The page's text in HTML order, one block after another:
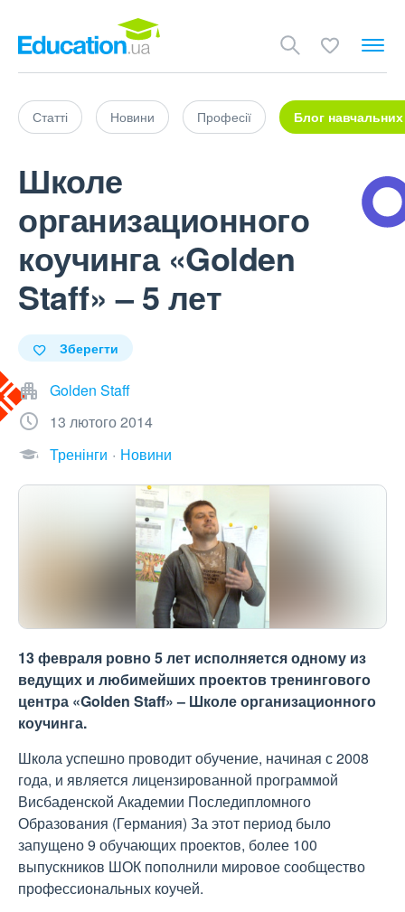
Статті Новини Професії Блог навчальних
Школе
организационного
коучинга «Golden
Staff» – 5 лет
Зберегти
Golden Staff
13 лютого 2014
Тренінги
Новини
13 февраля ровно 5 лет исполняется одному из
ведущих и любимейших проектов тренингового
центра «Golden Staff» – Школе организационного
коучинга.
Школа успешно проводит обучение, начиная с 2008
года, и является лицензированной программой
Висбаденской Академии Последипломного
Образования (Германия) За этот период было
запущено 9 обучающих проектов, более 100
выпускников ШОК пополнили мировое сообщество
профессиональных коучей.